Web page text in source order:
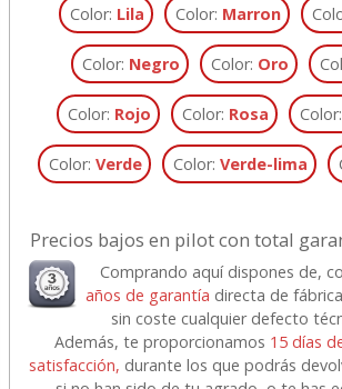
Color: Lila Color: Marron
Color: Negro Color: Oro
Color: Rojo Color: Rosa Color:
Color: Verde Color: Verde-lima
Precios bajos en pilot con total
Comprando aquí dispones de,
años de garantía directa de
sin coste cualquier defecto
Además, te proporcionamos 15 días
satisfacción, durante los que podrás